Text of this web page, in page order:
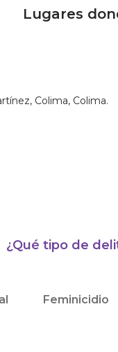
Lugares
Colima, Colima.
¿Qué tipo de
Feminicidio